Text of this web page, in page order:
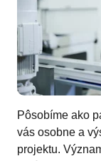
Pôsobíme ako
vás osobne a
projektu.